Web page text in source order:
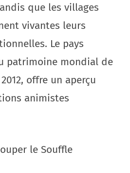
que les villages
vivantes leurs
Le pays
patrimoine mondial de
2012, offre un aperçu
animistes
le Souffle